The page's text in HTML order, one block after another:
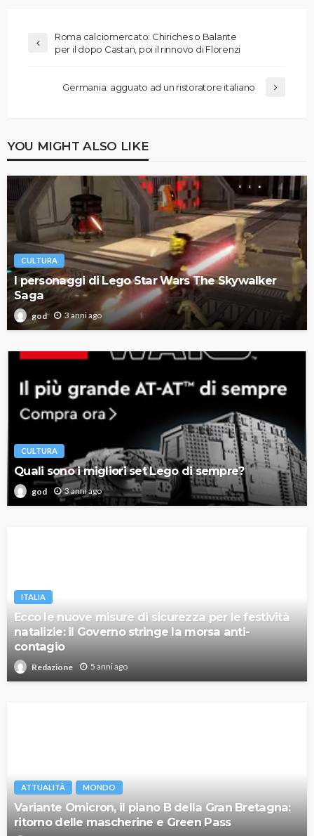
Roma calciomercato: Chiriches o Balante
per il dopo Castan, poi il rinnovo di Florenzi
Germania: agguato ad un ristoratore italiano
YOU MIGHT ALSO LIKE
CULTURA
I personaggi di Lego Star Wars The Skywalker
Saga
god 3 anni ago
CULTURA
Quali sono i migliori set Lego di sempre?
god 3 anni ago
ITALIA
Ecco le nuove misure di sicurezza per le festività
natalizie: il Governo stringe la morsa anti-
contagio
Redazione 5 anni ago
ATTUALITÀ MONDO
Variante Omicron, il piano B della Gran Bretagna:
ritorno delle mascherine e Green Pass